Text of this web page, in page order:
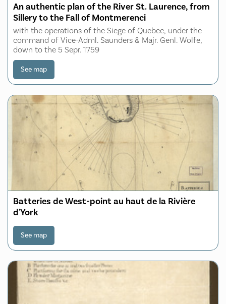
An authentic plan of the River St. Laurence, from
Sillery to the Fall of Montmerenci
with the operations of the Siege of Quebec, under the
command of Vice-Adml. Saunders & Majr. Genl. Wolfe,
down to the 5 Sepr. 1759
See map
Batteries de West-point au haut de la Rivière
d'York
See map